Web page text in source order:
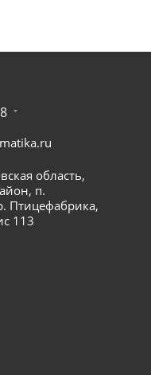
область,
п.
Птицефабрика,
113